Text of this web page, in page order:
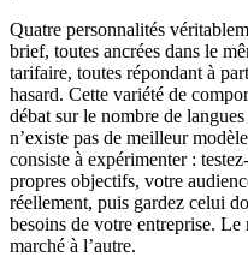
Quatre personnalités
brief, toutes ancrées dans le
tarifaire, toutes répondant à
hasard. Cette variété de
débat sur le nombre de
n’existe pas de meilleur
consiste à expérimenter :
propres objectifs, votre
réellement, puis gardez celui
besoins de votre entreprise.
marché à l’autre.